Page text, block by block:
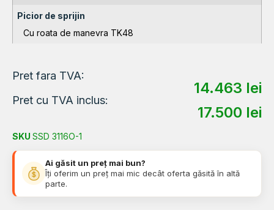
Picior de sprijin
Cu roata de manevra TK48
Pret fara TVA:
14.463 lei
Pret cu TVA inclus:
17.500 lei
SKU SSD 3116O-1
Ai găsit un preț mai bun?
Îți oferim un preț mai mic decât oferta găsită în altă
parte.